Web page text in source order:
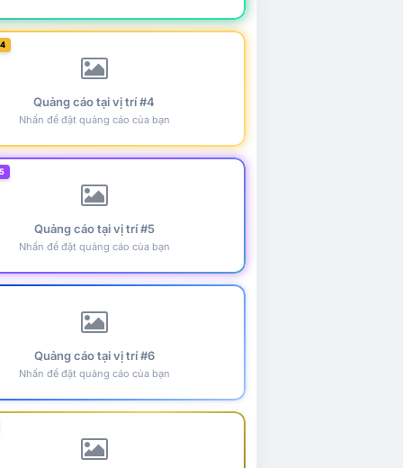
Quảng cáo tại vị trí #4
Nhấn để đặt quảng cáo của bạn
Quảng cáo tại vị trí #5
Nhấn để đặt quảng cáo của bạn
Quảng cáo tại vị trí #6
Nhấn để đặt quảng cáo của bạn